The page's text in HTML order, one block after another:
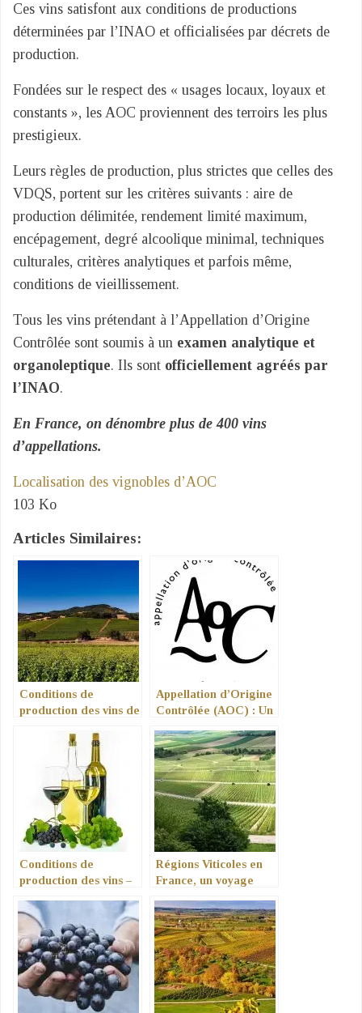
Ces vins satisfont aux conditions de productions
déterminées par l’INAO et officialisées par décrets de
production.
Fondées sur le respect des « usages locaux, loyaux et
constants », les AOC proviennent des terroirs les plus
prestigieux.
Leurs règles de production, plus strictes que celles des
VDQS, portent sur les critères suivants : aire de
production délimitée, rendement limité maximum,
encépagement, degré alcoolique minimal, techniques
culturales, critères analytiques et parfois même,
conditions de vieillissement.
Tous les vins prétendant à l’Appellation d’Origine
Contrôlée sont soumis à un examen analytique et
organoleptique. Ils sont officiellement agréés par
l’INAO.
En France, on dénombre plus de 400 vins
d’appellations.
Localisation des vignobles d’AOC
103 Ko
Articles Similaires:
Conditions de
production des vins de
Appellation d’Origine
Contrôlée (AOC) : Un
l’Authenticité Vinicole
Conditions de
production des vins –
Régions Viticoles en
France, un voyage